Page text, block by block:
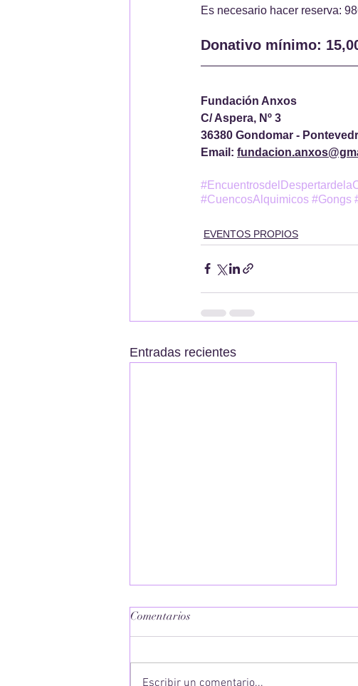
Es necesario hacer reserva:
Donativo mínimo:
Fundación Anxos
C/ Aspera, Nº 3
36380 Gondomar -
Email:
#CuencosAlquimicos #Gongs
EVENTOS PROPIOS
Entradas recientes
Comentarios